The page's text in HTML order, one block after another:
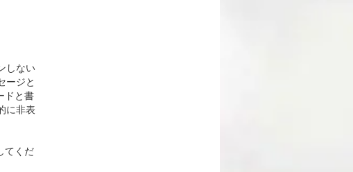
しない
ージと
ドと書
に非表
てくだ